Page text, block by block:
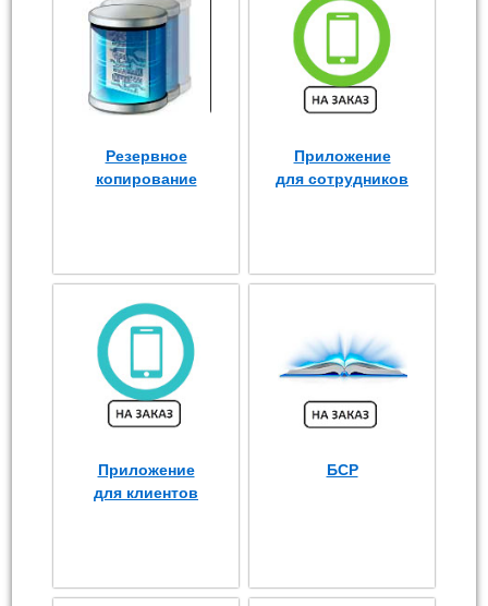
Резервное
копирование
Приложение
для сотрудников
Приложение
для клиентов
БСР